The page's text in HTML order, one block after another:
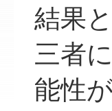
結果
三者
能性